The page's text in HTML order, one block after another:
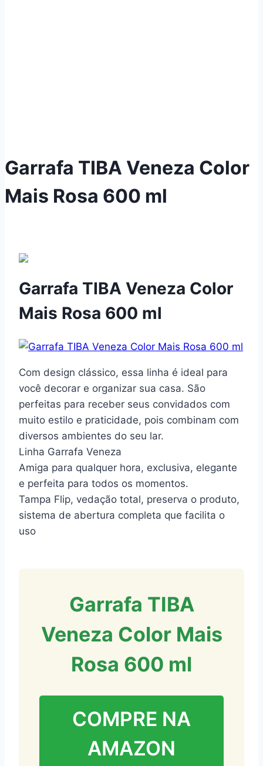
Garrafa TIBA Veneza Color
Mais Rosa 600 ml
Garrafa TIBA Veneza Color
Mais Rosa 600 ml
Com design clássico, essa linha é ideal para
você decorar e organizar sua casa. São
perfeitas para receber seus convidados com
muito estilo e praticidade, pois combinam com
diversos ambientes do seu lar.
Linha Garrafa Veneza
Amiga para qualquer hora, exclusiva, elegante
e perfeita para todos os momentos.
Tampa Flip, vedação total, preserva o produto,
sistema de abertura completa que facilita o
uso
Garrafa TIBA
Veneza Color Mais
Rosa 600 ml
COMPRE NA
AMAZON